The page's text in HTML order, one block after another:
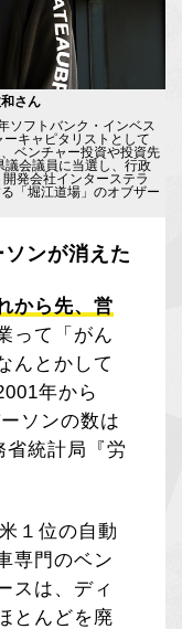
さん
ソフトバンク・インベス
キャピタリストとして
ベンチャー投資や投資先
議会議員に当選し、行政
発会社インターステラ
「堀江道場」のオブザー
ンが消えた
から先、営
って「がん
んとかして
年から
ソンの数は
省統計局『労
１位の自動
専門のベン
スは、ディ
とんどを廃